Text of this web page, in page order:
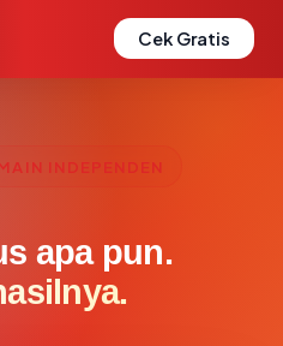
Cek Gratis
INDEPENDEN
apa pun.